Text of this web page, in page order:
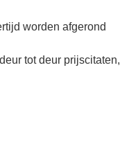
worden afgerond
tot deur prijscitaten,